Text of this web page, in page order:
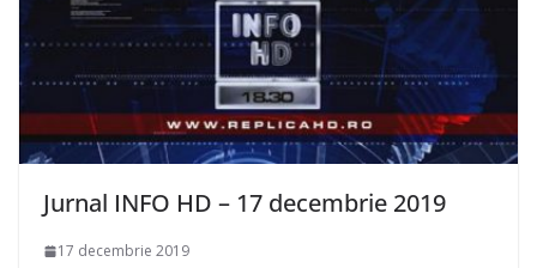
Jurnal INFO HD – 17 decembrie 2019
17 decembrie 2019